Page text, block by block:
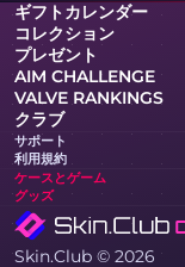
ギフトカレンダー
コレクション
プレゼント
AIM CHALLENGE
VALVE RANKINGS
クラブ
サポート
利用規約
ケースとゲーム
グッズ
Skin.Club © 2026